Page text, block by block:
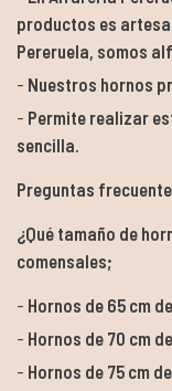
productos es
Pereruela, somos
Nuestros hornos
Permite realizar
sencilla.
Preguntas
¿Qué tamaño de
comensales;
Hornos de 65 cm
Hornos de 70 cm
Hornos de 75 cm